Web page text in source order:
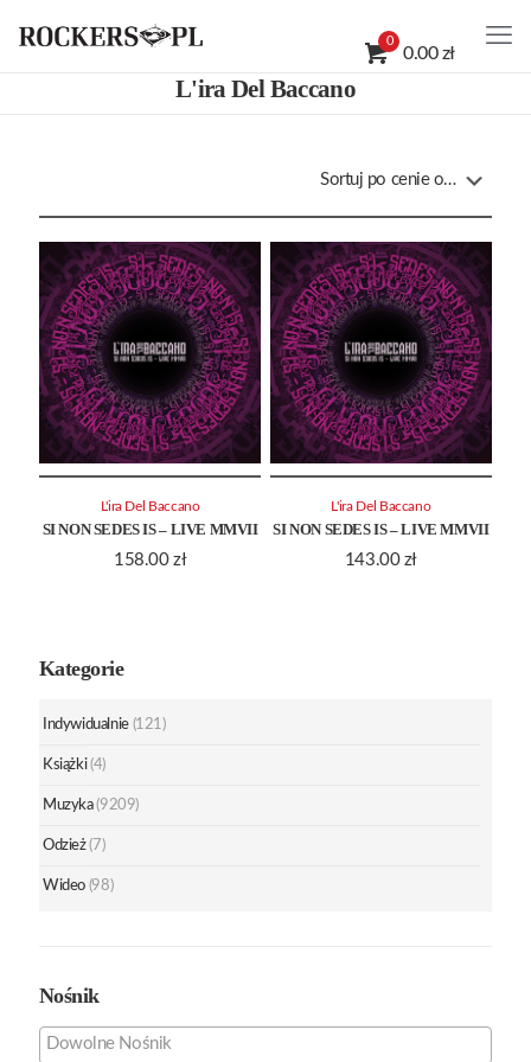
0
0.00 zł
L'ira Del Baccano
SI NON SEDES IS – LIVE MMVII
158.00 zł
L'ira Del Baccano
SI NON SEDES IS – LIVE MMVII
143.00 zł
L'ira Del Baccano
Kategorie
Indywidualnie (121)
Książki (4)
Muzyka (9209)
Odzież (7)
Wideo (98)
Nośnik